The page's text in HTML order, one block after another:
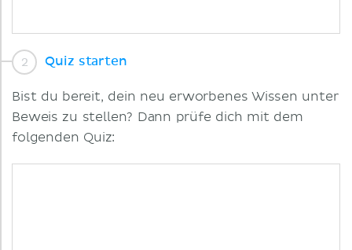
Quiz starten
Bist du bereit, dein neu erworbenes Wissen unter
Beweis zu stellen? Dann prüfe dich mit dem
folgenden Quiz: